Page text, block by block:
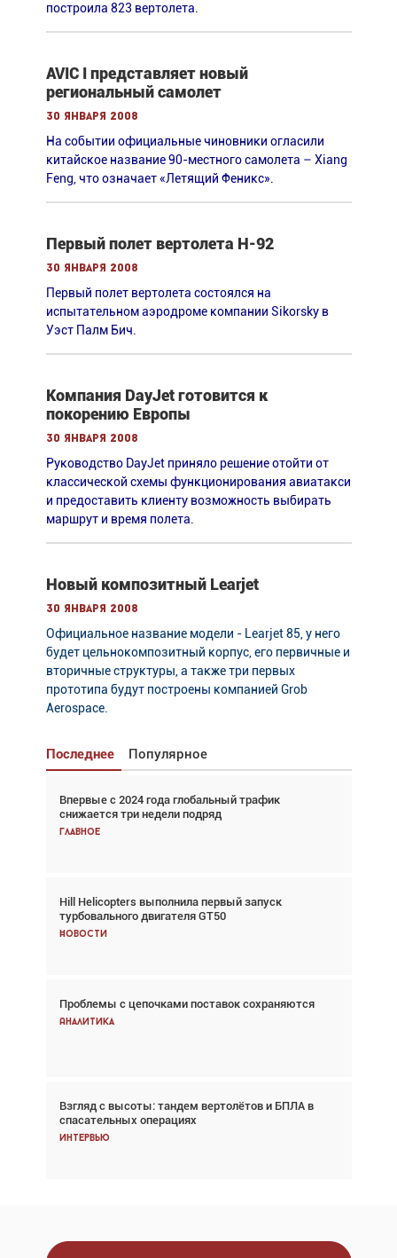
построила 823 вертолета.
AVIC I представляет новый
региональный самолет
30 января 2008
На событии официальные чиновники огласили
китайское название 90-местного самолета – Xiang
Feng, что означает «Летящий Феникс».
Первый полет вертолета H-92
30 января 2008
Первый полет вертолета состоялся на
испытательном аэродроме компании Sikorsky в
Уэст Палм Бич.
Компания DayJet готовится к
покорению Европы
30 января 2008
Руководство DayJet приняло решение отойти от
классической схемы функционирования авиатакси
и предоставить клиенту возможность выбирать
маршрут и время полета.
Новый композитный Learjet
30 января 2008
Официальное название модели - Learjet 85, у него
будет цельнокомпозитный корпус, его первичные и
вторичные структуры, а также три первых
прототипа будут построены компанией Grob
Aerospace.
Последнее Популярное
Впервые с 2024 года глобальный трафик
снижается три недели подряд
Главное
Hill Helicopters выполнила первый запуск
турбовального двигателя GT50
Новости
Проблемы с цепочками поставок сохраняются
Аналитика
Взгляд с высоты: тандем вертолётов и БПЛА в
спасательных операциях
Интервью
Взгляд с высоты: тандем вертолётов и БПЛА в
спасательных операциях
Главное
Авиационный фотограф Дэйв Кох: «Фотография
говорит сама за себя... а ИИ всё портит»
Новости
Впервые с 2024 года глобальный трафик
снижается три недели подряд
Частный самолёт – это актив. Подходите к
покупке соответствующим образом
Интервью